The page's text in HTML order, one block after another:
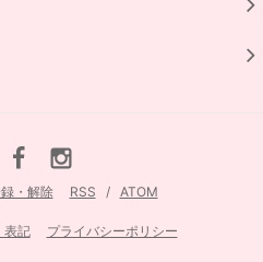
・解除 RSS / ATOM
表記 プライバシーポリシー